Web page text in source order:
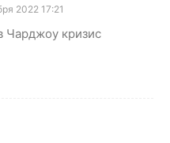
2022 17:21
Чарджоу кризис